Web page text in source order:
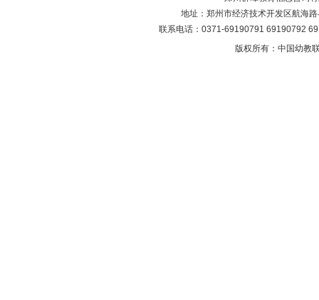
地址：郑州市经济技术开发区航海
联系电话：0371-69190791 69190792
版权所有：中国幼